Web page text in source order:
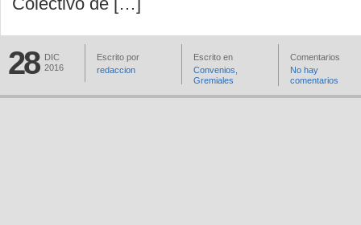
28
DIC
2016
Escrito por
redaccion
Escrito en
Convenios
Gremiales
Comentarios
No hay
comentarios